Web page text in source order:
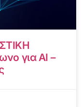
για AI –